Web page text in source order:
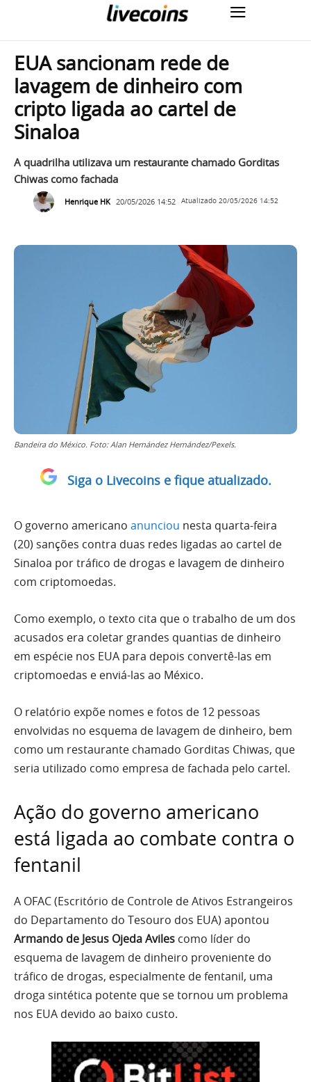
EUA sancionam rede de
lavagem de dinheiro com
cripto ligada ao cartel de
Sinaloa
A quadrilha utilizava um restaurante chamado Gorditas
Chiwas como fachada
Henrique HK 20/05/2026 14:52 Atualizado 20/05/2026 14:52
Bandeira do México. Foto: Alan Hernández Hernández/Pexels.
Siga o Livecoins e fique atualizado.
O governo americano anunciou nesta quarta-feira
(20) sanções contra duas redes ligadas ao cartel de
Sinaloa por tráfico de drogas e lavagem de dinheiro
com criptomoedas.
Como exemplo, o texto cita que o trabalho de um dos
acusados era coletar grandes quantias de dinheiro
em espécie nos EUA para depois convertê-las em
criptomoedas e enviá-las ao México.
O relatório expõe nomes e fotos de 12 pessoas
envolvidas no esquema de lavagem de dinheiro, bem
como um restaurante chamado Gorditas Chiwas, que
seria utilizado como empresa de fachada pelo cartel.
Ação do governo americano
está ligada ao combate contra o
fentanil
A OFAC (Escritório de Controle de Ativos Estrangeiros
do Departamento do Tesouro dos EUA) apontou
Armando de Jesus Ojeda Aviles como líder do
esquema de lavagem de dinheiro proveniente do
tráfico de drogas, especialmente de fentanil, uma
droga sintética potente que se tornou um problema
nos EUA devido ao baixo custo.